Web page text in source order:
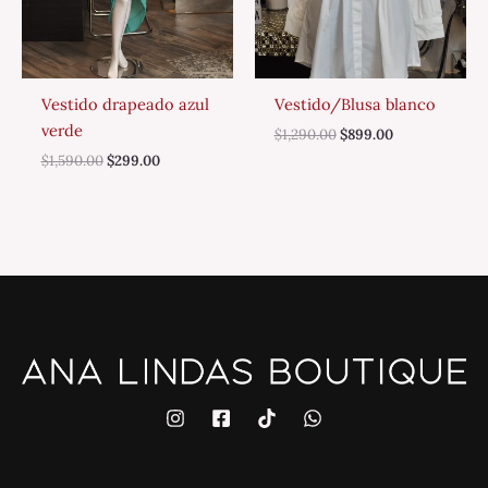
Vestido drapeado azul
verde
$1,590.00 $299.00
Vestido/Blusa blanco
$1,290.00 $899.00